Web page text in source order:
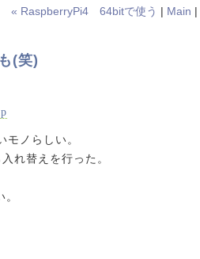
« RaspberryPi4 64bitで使う | Main |
(笑)
ノらしい。
れ替えを行った。